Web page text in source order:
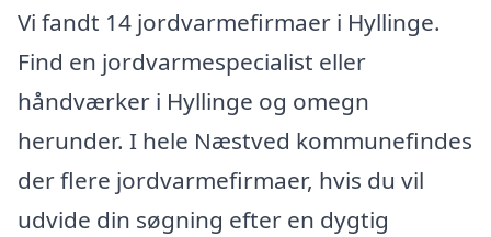
Vi fandt 14 jordvarmefirmaer i Hyllinge.
Find en jordvarmespecialist eller
håndværker i Hyllinge og omegn
herunder. I hele Næstved kommunefindes
der flere jordvarmefirmaer, hvis du vil
udvide din søgning efter en dygtig